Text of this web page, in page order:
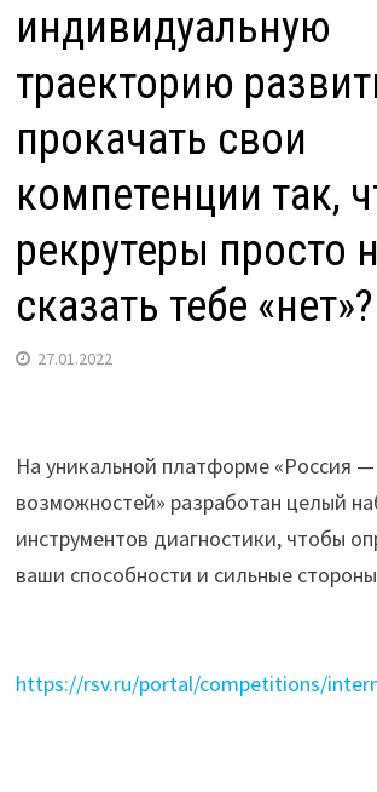
индивидуальную
траекторию
прокачать свои
компетенции так,
рекрутеры просто
сказать тебе «нет»?
27.01.2022
На уникальной платформе «Россия —
возможностей» разработан целый
инструментов диагностики, чтобы
ваши способности и сильные
https://rsv.ru/portal/competitions/